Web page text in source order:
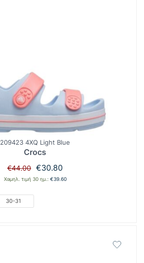
209423 4XQ Light Blue
Crocs
€44.00 Original
price
€30.80
τρέχουσα
Χαμηλ. τιμή 30 ημ.: €39.60
30-31